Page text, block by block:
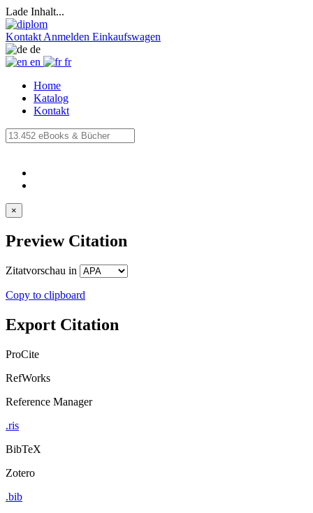
Lade Inhalt...
Kontakt Anmelden Einkaufswagen
de
en
fr
Home
Katalog
Kontakt
×
Preview Citation
Zitatvorschau in
Copy to clipboard
Export Citation
ProCite
RefWorks
Reference Manager
.ris
BibTeX
Zotero